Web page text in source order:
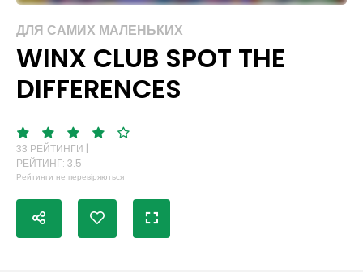
ДЛЯ САМИХ МАЛЕНЬКИХ
WINX CLUB SPOT THE
DIFFERENCES
33 РЕЙТИНГИ |
РЕЙТИНГ: 3.5
Рейтинги не перевіряються